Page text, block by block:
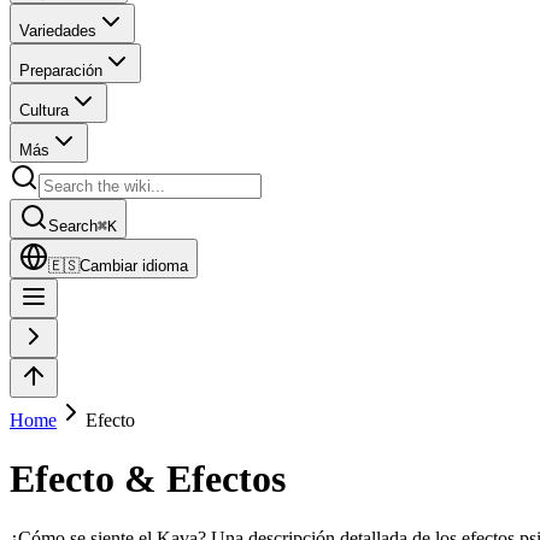
Variedades
Preparación
Cultura
Más
Search⌘K
🇪🇸Cambiar idioma
Home Efecto
Efecto & Efectos